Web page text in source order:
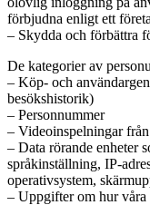
förbjudna enligt ett
– Skydda och förbättra
De kategorier av
– Köp- och
besökshistorik)
– Personnummer
– Videoinspelningar
– Data rörande enheter
språkinställning, IP-
operativsystem,
– Uppgifter om hur våra